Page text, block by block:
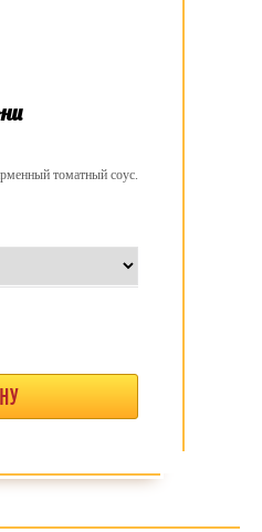
томатный соус.